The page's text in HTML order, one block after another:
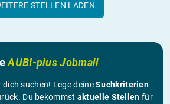
STELLEN LADEN
AUBI-plus Jobmail
dich suchen! Lege deineSuchkriterien
Du bekommst aktuelle Stellen für